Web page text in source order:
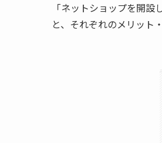
「ネットショップを開
と、それぞれのメリット